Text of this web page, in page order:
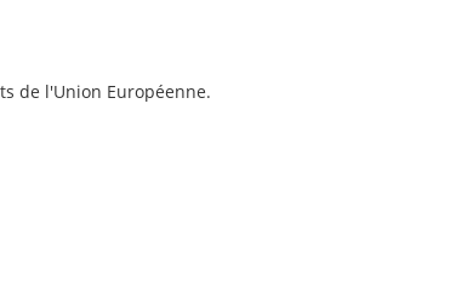
de l'Union Européenne.